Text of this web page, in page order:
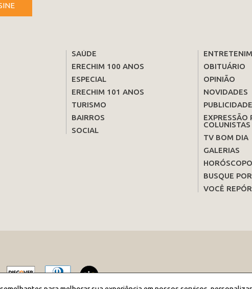
SAÚDE
ERECHIM 100 ANOS
ESPECIAL
ERECHIM 101 ANOS
TURISMO
BAIRROS
SOCIAL
OBITUÁRIO
OPINIÃO
NOVIDADES
EXPRESSÃO
COLUNISTAS
TV BOM DIA
GALERIAS
HORÓSCOPO
BUSQUE
VOCÊ